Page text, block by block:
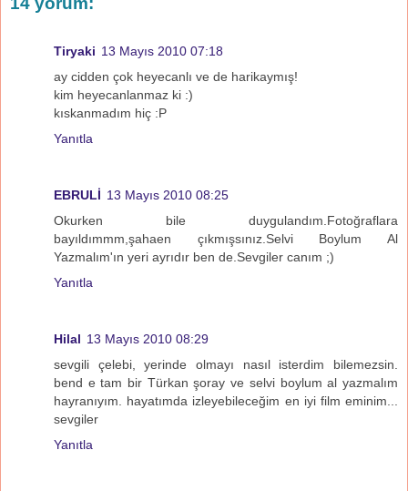
Tiryaki 13 Mayıs 2010 07:18
ay cidden çok heyecanlı ve de harikaymış!
kim heyecanlanmaz ki :)
kıskanmadım hiç :P
Yanıtla
EBRULİ 13 Mayıs 2010 08:25
Okurken bile duygulandım.Fotoğraflara
bayıldımmm,şahaen çıkmışsınız.Selvi Boylum Al
Yazmalım'ın yeri ayrıdır ben de.Sevgiler canım ;)
Yanıtla
Hilal 13 Mayıs 2010 08:29
sevgili çelebi, yerinde olmayı nasıl isterdim bilemezsin.
bend e tam bir Türkan şoray ve selvi boylum al yazmalım
hayranıyım. hayatımda izleyebileceğim en iyi film eminim...
sevgiler
Yanıtla